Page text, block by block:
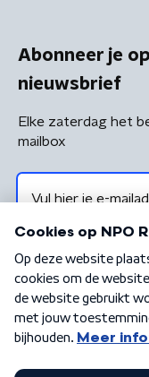
Abonneer je
nieuwsbrief
Elke zaterdag het
mailbox
Algemene